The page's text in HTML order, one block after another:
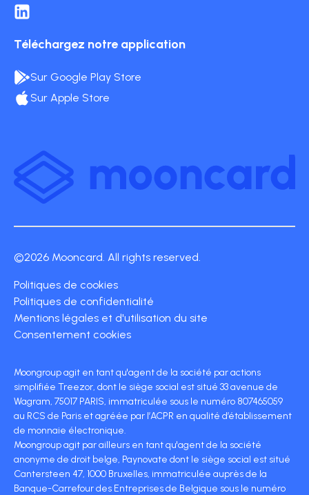
Téléchargez notre application
Sur Google Play Store
Sur Apple Store
©2026 Mooncard. All rights reserved.
Politiques de cookies
Politiques de confidentialité
Mentions légales et d'utilisation du site
Consentement cookies
Moongroup agit en tant qu'agent de la société par actions
simplifiée Treezor, dont le siège social est situé 33 avenue de
Wagram, 75017 PARIS, immatriculée sous le numéro 807465059
au RCS de Paris et agréée par l’ACPR en qualité d’établissement
de monnaie électronique.
Moongroup agit par ailleurs en tant qu'agent de la société
anonyme de droit belge, Paynovate dont le siège social est situé
Cantersteen 47, 1000 Bruxelles, immatriculée auprès de la
Banque-Carrefour des Entreprises de Belgique sous le numéro